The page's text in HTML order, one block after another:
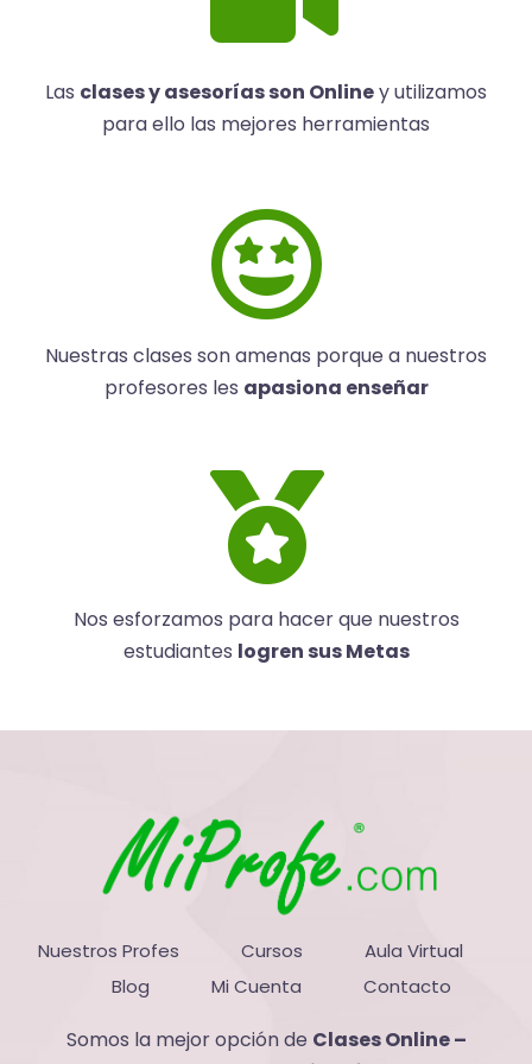
Las clases y asesorías son Onliney utilizamos
para ello las mejores herramientas
Nuestras clases son amenas porque a nuestros
profesores les apasiona enseñar
Nos esforzamos para hacer que nuestros
estudiantes logren sus Metas
Nuestros Profes Cursos
Aula Virtual
Blog
Mi Cuenta Contacto
Somos la mejor opción de Clases Online –